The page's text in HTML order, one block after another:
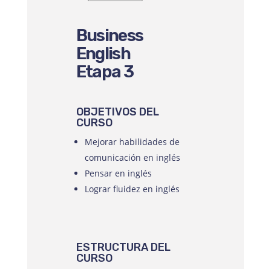
Business
English
Etapa 3
OBJETIVOS DEL
CURSO
Mejorar habilidades de
comunicación en inglés
Pensar en inglés
Lograr fluidez en inglés
ESTRUCTURA DEL
CURSO